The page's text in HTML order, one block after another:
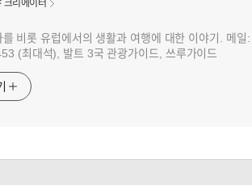
크리에이터
를 비롯 유럽에서의 생활과 여행에 대한 이야기. 메
(최대석), 발트 3국 관광가이드, 쓰루가이드